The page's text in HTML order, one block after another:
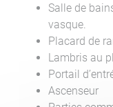
Salle de
vasque.
Placard de
Lambris au
Portail
Ascenseur